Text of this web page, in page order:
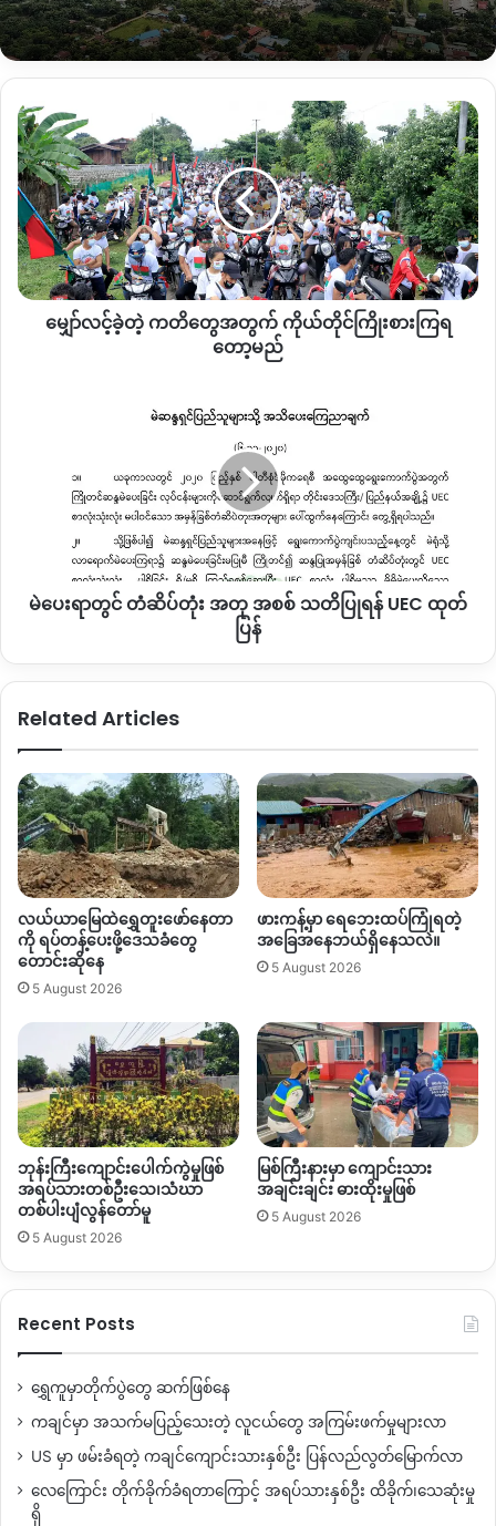
ကြတယ်။ အဲ့တာကို ကြောက်လို့ မြန်မြန်ပြောင်းရွှေ့ကြတယ်။ ခဏ
လေးတောင်မနေချင်တော့လို့ ဒီလိုမျိုး မိုးနဲ့ဆိုလည်း အမြန်
ပြောင်းရွှေ့လိုက်ရတာဖြစ်တယ်။” ဟု စစ်ရှောင်ပြည်သူ ဒေါ်ဂျာဒွဲ က
အောက်တိုဘာ ၃၁ ရက်နေ့ ၎င်းတို့ မူလကျေးရွာအနီး တွင် မိုးကာတဲ
များဖြင့် ပြန်လည်နေရာယူအခြေချထားသည်ဟု ဆိုသည်။
နေရပ်ပြန် စစ်ရှောင်အိမ်ထောင်စု ၂၄ စု လူဦးရေ ၁၁၅ အတွက်
နေအိမ်နှင့် အစားအသောက်များအတွက် ကူညီထောက်ပံ့မှုများစွာ
လိုအပ်နေကြောင်း သိရသည်။
မျှော်လင့်
ခဲ့
တဲ့
ကတိ
တွေ
အတွက်
ကိုယ်တိုင်
ကြိုးစား
ကြ
မျှော်လင့်ခဲ့တဲ့ ကတိတွေအတွက် ကိုယ်တိုင်ကြိုးစားကြရ
တော့မည်
ထုတ်
မဲပေးရာတွင် တံဆိပ်တုံး အတု အစစ် သတိပြုရန် UEC ထုတ်
ပြန်
Related Articles
လယ်ယာမြေထဲရွှေတူးဖော်နေတာ
ကို ရပ်တန့်ပေးဖို့ဒေသခံတွေ
တောင်းဆိုနေ
5 August 2026
ဖားကန့်မှာ ရေဘေးထပ်ကြုံရတဲ့
အခြေအနေဘယ်ရှိနေသလဲ။
5 August 2026
ဘုန်းကြီးကျောင်းပေါက်ကွဲမှုဖြစ်
အရပ်သားတစ်ဦးသေ၊သံဃာ
တစ်ပါးပျံလွန်တော်မူ
5 August 2026
မြစ်ကြီးနားမှာ ကျောင်းသား
အချင်းချင်း ဓားထိုးမှုဖြစ်
5 August 2026
Recent Posts
ရွှေကူမှာတိုက်ပွဲတွေ ဆက်ဖြစ်နေ
ကချင်မှာ အသက်မပြည့်သေးတဲ့ လူငယ်တွေ အကြမ်းဖက်မှုများလာ
US မှာ ဖမ်းခံရတဲ့ ကချင်ကျောင်းသားနှစ်ဦး ပြန်လည်လွတ်မြောက်လာ
လေကြောင်း တိုက်ခိုက်ခံရတာကြောင့် အရပ်သားနှစ်ဦး ထိခိုက်၊သေဆုံးမှု
ရှိ